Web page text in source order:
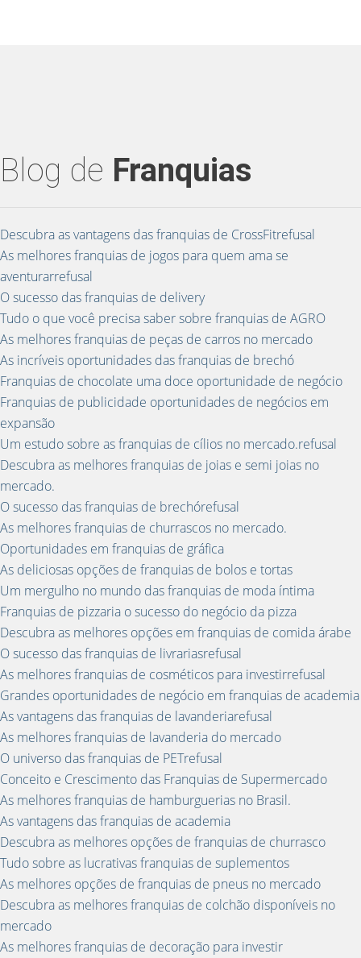
Blog de Franquias
Descubra as vantagens das franquias de CrossFitrefusal
As melhores franquias de jogos para quem ama se
aventurarrefusal
O sucesso das franquias de delivery
Tudo o que você precisa saber sobre franquias de AGRO
As melhores franquias de peças de carros no mercado
As incríveis oportunidades das franquias de brechó
Franquias de chocolate uma doce oportunidade de negócio
Franquias de publicidade oportunidades de negócios em
expansão
Um estudo sobre as franquias de cílios no mercado.refusal
Descubra as melhores franquias de joias e semi joias no
mercado.
O sucesso das franquias de brechórefusal
As melhores franquias de churrascos no mercado.
Oportunidades em franquias de gráfica
As deliciosas opções de franquias de bolos e tortas
Um mergulho no mundo das franquias de moda íntima
Franquias de pizzaria o sucesso do negócio da pizza
Descubra as melhores opções em franquias de comida árabe
O sucesso das franquias de livrariasrefusal
As melhores franquias de cosméticos para investirrefusal
Grandes oportunidades de negócio em franquias de academia
As vantagens das franquias de lavanderiarefusal
As melhores franquias de lavanderia do mercado
O universo das franquias de PETrefusal
Conceito e Crescimento das Franquias de Supermercado
As melhores franquias de hamburguerias no Brasil.
As vantagens das franquias de academia
Descubra as melhores opções de franquias de churrasco
Tudo sobre as lucrativas franquias de suplementos
As melhores opções de franquias de pneus no mercado
Descubra as melhores franquias de colchão disponíveis no
mercado
As melhores franquias de decoração para investir